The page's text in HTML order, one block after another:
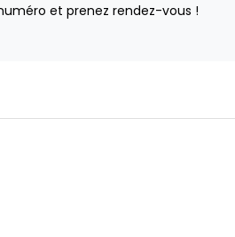
et prenez rendez-vous !